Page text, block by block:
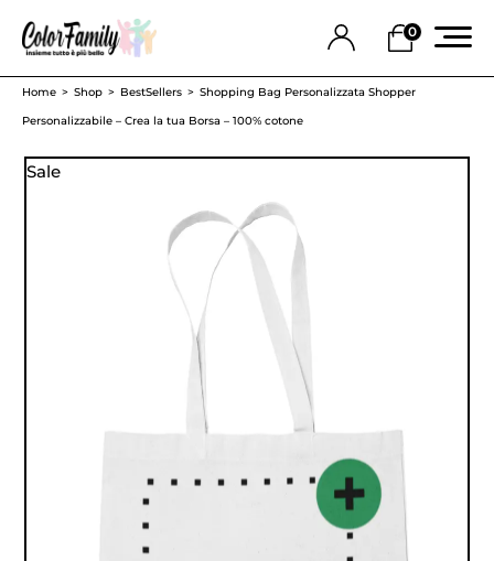
0
Home Shop BestSellers
Shopping Bag Personalizzata Shopper
Personalizzabile – Crea la tua Borsa – 100% cotone
Sale